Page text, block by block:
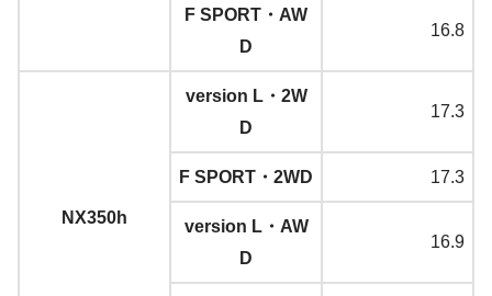
F SPORT・AW
D
16.8
NX350h
version L・2W
D
17.3
F SPORT・2WD 17.3
version L・AW
D
16.9